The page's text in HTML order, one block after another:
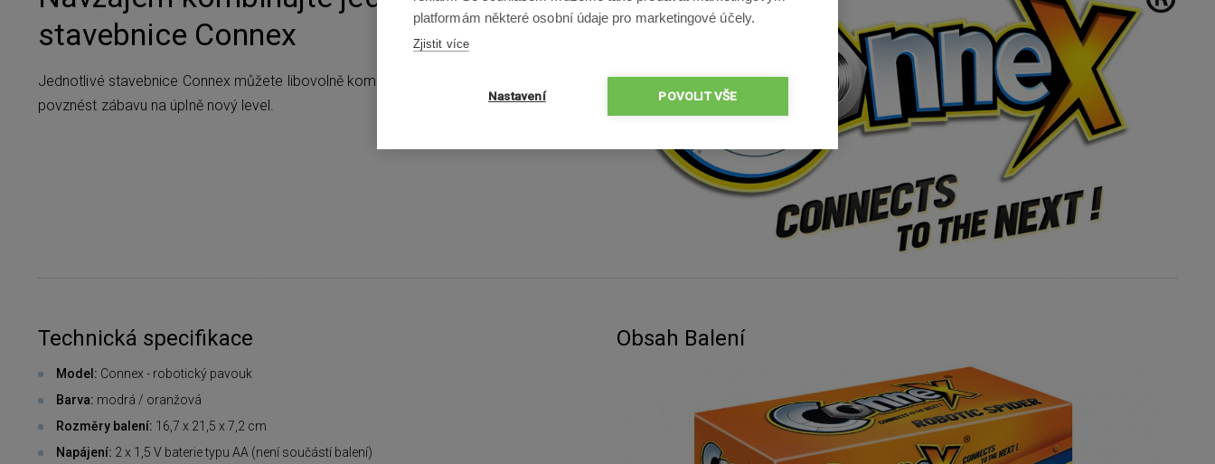
stavebnice Connex
Jednotlivé stavebnice Connex můžete libovolně kombinovat mezi sebou, a tak
povznést zábavu na úplně nový level.
Technická specifikace
Model: Connex - robotický pavouk
Barva: modrá / oranžová
Rozměry balení: 16,7 x 21,5 x 7,2 cm
Napájení: 2 x 1,5 V baterie typu AA (není součástí balení)
Obsah Balení
platformám některé osobní údaje pro marketingové účely.
Zjistit více
Nastavení POVOLIT VŠE